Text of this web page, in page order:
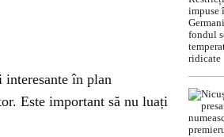
în plan
Este important să nu luați